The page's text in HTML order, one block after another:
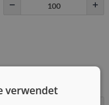
verwendet